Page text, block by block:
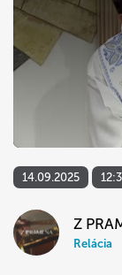
14.09.2025
Z
Relácia